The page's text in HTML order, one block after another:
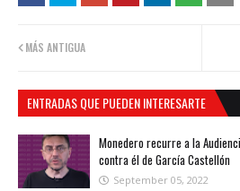
MÁS ANTIGUA
ENTRADAS QUE PUEDEN INTERESARTE
Monedero recurre a la
contra él de García Castellón
September 05, 2022